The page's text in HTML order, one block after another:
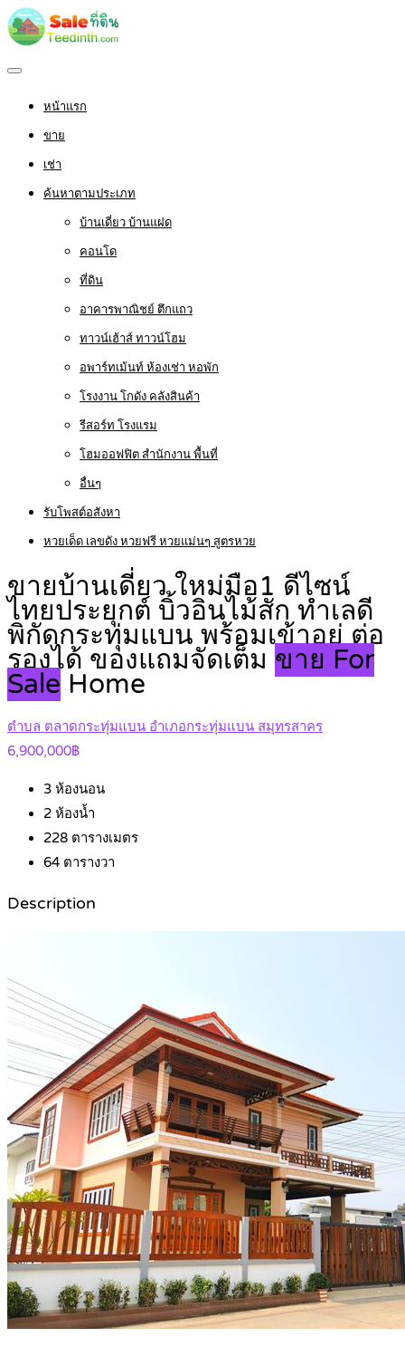
หน้าแรก
ขาย
เช่า
ค้นหาตามประเภท
บ้านเดี่ยว บ้านแฝด
คอนโด
ที่ดิน
อาคารพาณิชย์ ตึกแถว
ทาวน์เฮ้าส์ ทาวน์โฮม
อพาร์ทเม้นท์ ห้องเช่า หอพัก
โรงงาน โกดัง คลังสินค้า
รีสอร์ท โรงแรม
โฮมออฟฟิต สำนักงาน พื้นที่
อื่นๆ
รับโพสต์อสังหา
หวยเด็ด เลขดัง หวยฟรี หวยแม่นๆ สูตรหวย
ขายบ้านเดี่ยว ใหม่มือ1 ดีไซน์
ไทยประยุกต์ บิ้วอินไม้สัก ทำเลดี
พิกัดกระทุ่มแบน พร้อมเข้าอยู่ ต่อ
รองได้ ของแถมจัดเต็ม ขาย For
Sale Home
ตำบล ตลาดกระทุ่มแบน อำเภอกระทุ่มแบน สมุทรสาคร
6,900,000฿
3 ห้องนอน
2 ห้องน้ำ
228 ตารางเมตร
64 ตารางวา
Description